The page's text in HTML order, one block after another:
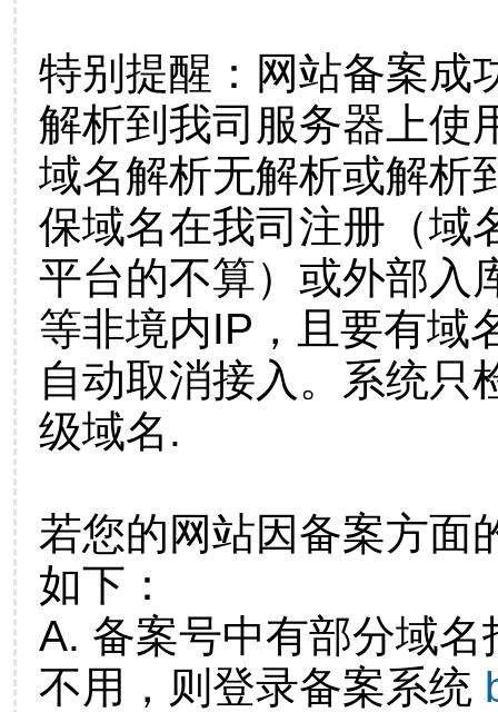
特别提醒：网站备案成
解析到我司服务器上使
域名解析无解析或解析
保域名在我司注册（域
平台的不算）或外部入
等非境内IP，且要有域
自动取消接入。系统只
级域名.
若您的网站因备案方面
如下：
A. 备案号中有部分域
不用，则登录备案系统